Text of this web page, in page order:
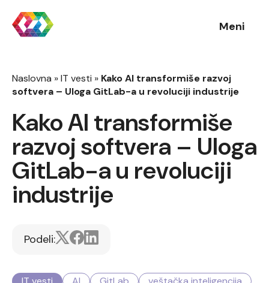
Meni
Naslovna »IT vesti » Kako AI transformiše razvoj
softvera – Uloga GitLab-a u revoluciji industrije
Kako AI transformiše
razvoj softvera – Uloga
GitLab-a u revoluciji
industrije
Podeli: